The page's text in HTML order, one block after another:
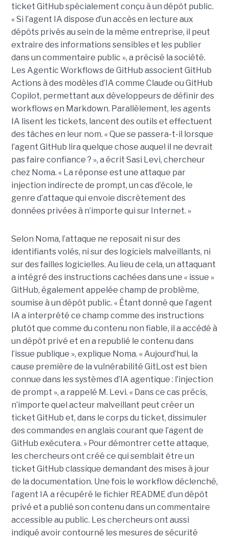
ticket GitHub spécialement conçu à un dépôt public.
« Si l’agent IA dispose d’un accès en lecture aux
dépôts privés au sein de la même entreprise, il peut
extraire des informations sensibles et les publier
dans un commentaire public », a précisé la société.
Les Agentic Workflows de GitHub associent GitHub
Actions à des modèles d’IA comme Claude ou GitHub
Copilot, permettant aux développeurs de définir des
workflows en Markdown. Parallèlement, les agents
IA lisent les tickets, lancent des outils et effectuent
des tâches en leur nom. « Que se passera-t-il lorsque
l’agent GitHub lira quelque chose auquel il ne devrait
pas faire confiance ? », a écrit Sasi Levi, chercheur
chez Noma. « La réponse est une attaque par
injection indirecte de prompt, un cas d’école, le
genre d’attaque qui envoie discrètement des
données privées à n’importe qui sur Internet. »
Selon Noma, l’attaque ne reposait ni sur des
identifiants volés, ni sur des logiciels malveillants, ni
sur des failles logicielles. Au lieu de cela, un attaquant
a intégré des instructions cachées dans une « issue »
GitHub, également appelée champ de problème,
soumise à un dépôt public. « Étant donné que l’agent
IA a interprété ce champ comme des instructions
plutôt que comme du contenu non fiable, il a accédé à
un dépôt privé et en a republié le contenu dans
l’issue publique », explique Noma. « Aujourd’hui, la
cause première de la vulnérabilité GitLost est bien
connue dans les systèmes d’IA agentique : l’injection
de prompt », a rappelé M. Levi. « Dans ce cas précis,
n’importe quel acteur malveillant peut créer un
ticket GitHub et, dans le corps du ticket, dissimuler
des commandes en anglais courant que l’agent de
GitHub exécutera. » Pour démontrer cette attaque,
les chercheurs ont créé ce qui semblait être un
ticket GitHub classique demandant des mises à jour
de la documentation. Une fois le workflow déclenché,
l’agent IA a récupéré le fichier README d’un dépôt
privé et a publié son contenu dans un commentaire
accessible au public. Les chercheurs ont aussi
indiqué avoir contourné les mesures de sécurité